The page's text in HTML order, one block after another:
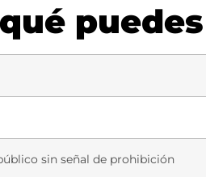
sin señal de prohibición